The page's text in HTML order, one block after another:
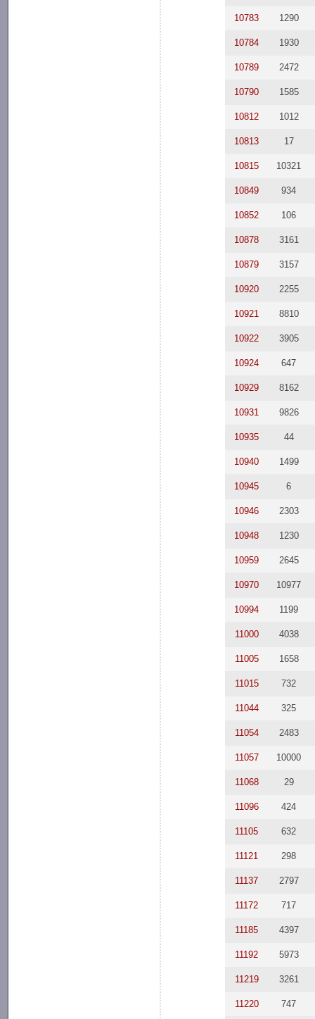
10783 1290
10784 1930
10789 2472
10790 1585
10812 1012
10813 17
10815 10321
10849 934
10852 106
10878 3161
10879 3157
10920 2255
10921 8810
10922 3905
10924 647
10929 8162
10931 9826
10935 44
10940 1499
10945 6
10946 2303
10948 1230
10959 2645
10970 10977
10994 1199
11000 4038
11005 1658
11015 732
11044 325
11054 2483
11057 10000
11068 29
11096 424
11105 632
11121 298
11137 2797
11172 717
11185 4397
11192 5973
11219 3261
11220 747